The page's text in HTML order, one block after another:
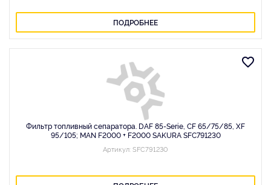
ПОДРОБНЕЕ
Фильтр топливный сепаратора. DAF 85-Serie, CF 65/75/85, XF
95/105; MAN F2000 + F2000 SAKURA SFC791230
Артикул: SFC791230